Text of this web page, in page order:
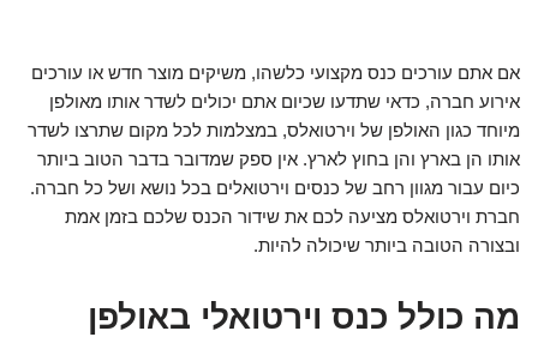
אם אתם עורכים כנס מקצועי כלשהו, משיקים מוצר חדש או עורכים
אירוע חברה, כדאי שתדעו שכיום אתם יכולים לשדר אותו מאולפן
מיוחד כגון האולפן של וירטואלס, במצלמות לכל מקום שתרצו לשדר
אותו הן בארץ והן בחוץ לארץ. אין ספק שמדובר בדבר הטוב ביותר
כיום עבור מגוון רחב של כנסים וירטואלים בכל נושא ושל כל חברה.
חברת וירטואלס מציעה לכם את שידור הכנס שלכם בזמן אמת
ובצורה הטובה ביותר שיכולה להיות.
מה כולל כנס וירטואלי באולפן